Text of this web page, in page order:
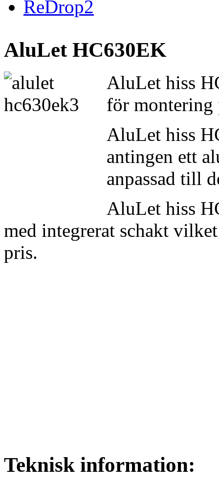
ReDrop2
AluLet HC630EK
AluLet hiss
för montering
AluLet hiss
antingen ett
anpassad till
AluLet hiss
med integrerat schakt
pris.
Teknisk information: